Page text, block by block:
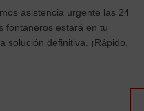
asistencia urgente las 24
fontaneros estará en tu
solución definitiva. ¡Rápido,